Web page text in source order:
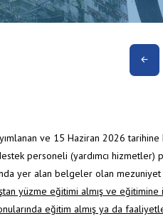
ve 15 Haziran 2026 tarihine
personeli (yardımcı hizmetler)
yer alan belgeler olan
yüzme eğitimi almış ve eğitimine
eğitim almış ya da